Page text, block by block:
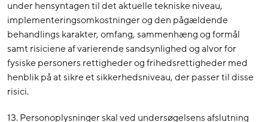
under hensyntagen til det aktuelle tekniske niveau,
implementeringsomkostninger og den pågældende
behandlings karakter, omfang, sammenhæng og formål
samt risiciene af varierende sandsynlighed og alvor for
fysiske personers rettigheder og frihedsrettigheder med
henblik på at sikre et sikkerhedsniveau, der passer til disse
risici.
13. Personoplysninger skal ved undersøgelsens afslutning